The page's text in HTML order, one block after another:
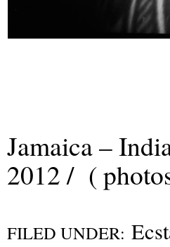
Jamaica –
2012 / (
FILED UNDER: